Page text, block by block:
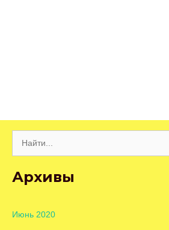
Архивы
Июнь 2020